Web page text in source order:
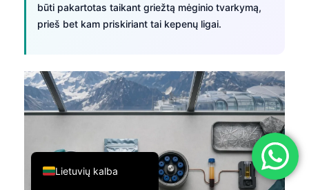
būti pakartotas taikant griežtą mėginio tvarkymą,
prieš bet kam priskiriant tai kepenų ligai.
Lietuvių kalba
English
العربية
Français
Español